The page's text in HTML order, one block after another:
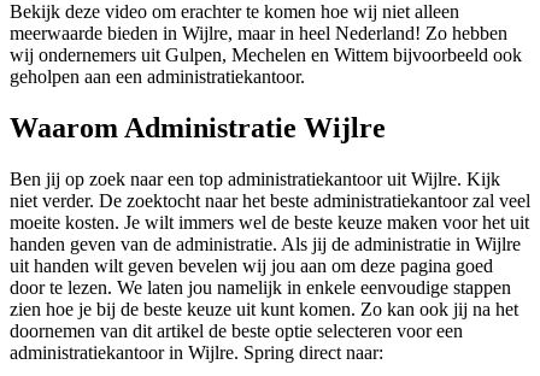
Bekijk deze video om erachter te komen hoe wij niet alleen
meerwaarde bieden in Wijlre, maar in heel Nederland! Zo hebben
wij ondernemers uit Gulpen, Mechelen en Wittem bijvoorbeeld ook
geholpen aan een administratiekantoor.
Waarom Administratie Wijlre
Ben jij op zoek naar een top administratiekantoor uit Wijlre. Kijk
niet verder. De zoektocht naar het beste administratiekantoor zal veel
moeite kosten. Je wilt immers wel de beste keuze maken voor het uit
handen geven van de administratie. Als jij de administratie in Wijlre
uit handen wilt geven bevelen wij jou aan om deze pagina goed
door te lezen. We laten jou namelijk in enkele eenvoudige stappen
zien hoe je bij de beste keuze uit kunt komen. Zo kan ook jij na het
doornemen van dit artikel de beste optie selecteren voor een
administratiekantoor in Wijlre. Spring direct naar: